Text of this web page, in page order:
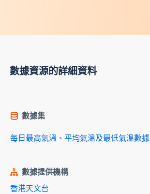
數據資源的詳細資料
數據集
每日最高氣溫、平均氣溫及最低氣溫數據
數據提供機構
香港天文台